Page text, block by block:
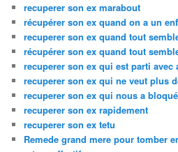
recuperer son ex marabout
récupérer son ex quand on a un
recuperer son ex quand tout
récupérer son ex quand tout
recuperer son ex qui est parti avec
recuperer son ex qui ne veut plus
recuperer son ex qui nous a bloqué
recuperer son ex rapidement
recuperer son ex tetu
Remede grand mere pour tomber